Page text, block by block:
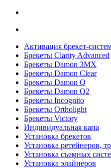
Активация брекет-
Брекеты Clarity Advanced
Брекеты Damon 3MX
Брекеты Damon Clear
Брекеты Damon Q
Брекеты Damon Q2
Брекеты Incognito
Брекеты Ortholight
Брекеты Victory
Индивидуальная капа
Установка брекетов
Установка ретейнеров,
Установка съемных
Установка элайнеров